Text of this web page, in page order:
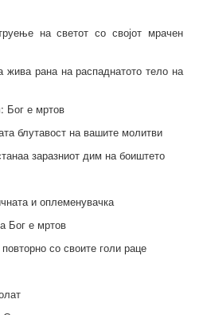
на светот со својот мрачен
жива рана на распаднатото тело на
Бог е мртов
блутавост на вашите молитви
заразниот дим на боиштето
и оплеменувачка
Бог е мртов
со своите голи раце